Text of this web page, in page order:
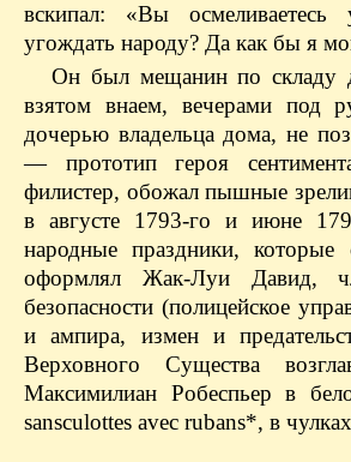
вскипaл: «Вы
угождать народу? Да как бы я
Он был мещанин по
взятом внаем, вечерами под
дочерью владельца дома, не
— прототип героя
филистер, обожал пышные
в августе 1793-го и июне
народные праздники,
оформлял Жак-Луи Давид,
безопасности (полицейское
и ампира, измен и
Верховного Существа
Максимилиан Робеспьер в
sansculottes avec rubans*, в